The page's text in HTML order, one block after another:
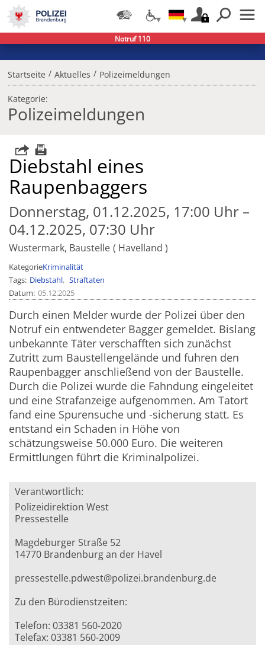
Startseite / Aktuelles / Polizeimeldungen
Kategorie:
Polizeimeldungen
Diebstahl eines
Raupenbaggers
Donnerstag, 01.12.2025, 17:00 Uhr –
04.12.2025, 07:30 Uhr
Wustermark, Baustelle Havelland
KategorieKriminalität
Tags Diebstahl
Straftaten
Datum 05.12.2025
Durch einen Melder wurde der Polizei über den
Notruf ein entwendeter Bagger gemeldet. Bislang
unbekannte Täter verschafften sich zunächst
Zutritt zum Baustellengelände und fuhren den
Raupenbagger anschließend von der Baustelle.
Durch die Polizei wurde die Fahndung eingeleitet
und eine Strafanzeige aufgenommen. Am Tatort
fand eine Spurensuche und -sicherung statt. Es
entstand ein Schaden in Höhe von
schätzungsweise 50.000 Euro. Die weiteren
Ermittlungen führt die Kriminalpolizei.
Verantwortlich:
Polizeidirektion West
Pressestelle
Magdeburger Straße 52
14770 Brandenburg an der Havel
pressestelle.pdwest@polizei.brandenburg.de
Zu den Bürodienstzeiten:
Telefon: 03381 560-2020
Telefax: 03381 560-2009
Notruf 110